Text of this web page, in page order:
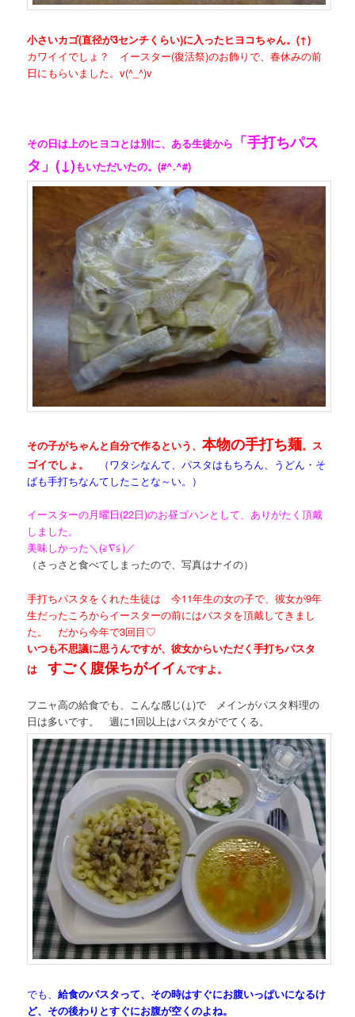
小さいカゴ(直径が3センチくらい)に入ったヒヨコちゃん。(↑)
カワイイでしょ？ イースター(復活祭)のお飾りで、春休みの前
日にもらいました。v(^_^)v
その日は上のヒヨコとは別に、ある生徒から 「手打ちパス
タ」(↓)もいただいたの。(#^.^#)
その子がちゃんと自分で作るという、本物の手打ち麺。ス
ゴイでしょ。
（ワタシなんて、パスタはもちろん、うどん・そ
ばも手打ちなんてしたことな～い。）
イースターの月曜日(22日)のお昼ゴハンとして、ありがたく頂戴
しました。
美味しかった＼(≧∇≦)／
（さっさと食べてしまったので、写真はナイの）
手打ちパスタをくれた生徒は 今11年生の女の子で、彼女が9年
生だったころからイースターの前にはパスタを頂戴してきまし
た。 だから今年で3回目♡
いつも不思議に思うんですが、彼女からいただく手打ちパスタ
はすごく腹保ちがイイんですよ。
フニャ高の給食でも、こんな感じ(↓)で メインがパスタ料理の
日は多いです。 週に1回以上はパスタがでてくる。
でも、給食のパスタって、その時はすぐにお腹いっぱいになるけ
ど、その後わりとすぐにお腹が空くのよね。